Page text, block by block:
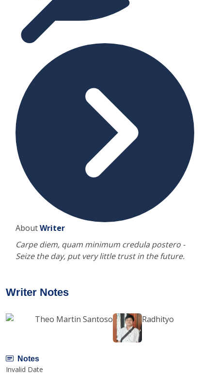
AboutWriter
Carpe diem, quam minimum credula postero -
Seize the day, put very little trust in the future.
Writer Notes
Theo Martin Santoso Radhityo
Notes
Invalid Date